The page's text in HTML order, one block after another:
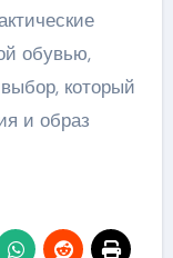
обувью,
который
и образ